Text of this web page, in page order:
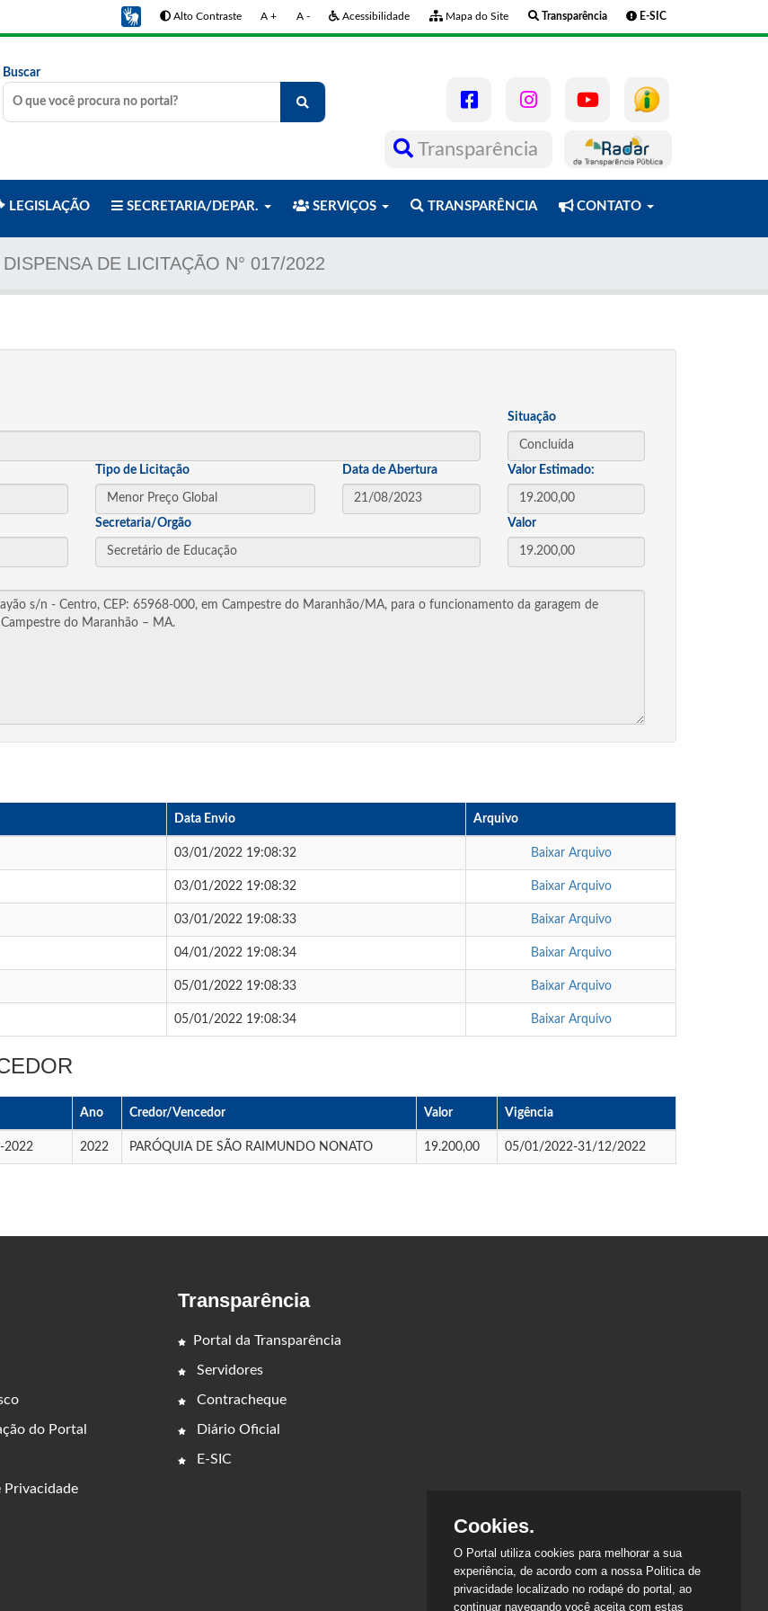
Alto Contraste A + A - Acessibilidade Mapa do Site Transparência E-SIC
Buscar
Transparência
LEGISLAÇÃO SECRETARIA/DEPAR. SERVIÇOS TRANSPARÊNCIA CONTATO
DISPENSA DE LICITAÇÃO N° 017/2022
Situação
Tipo de Licitação Data de Abertura Valor Estimado:
Secretaria/Orgão Valor
Data Envio Arquivo
03/01/2022 19:08:32 Baixar Arquivo
03/01/2022 19:08:32 Baixar Arquivo
03/01/2022 19:08:33 Baixar Arquivo
04/01/2022 19:08:34 Baixar Arquivo
05/01/2022 19:08:33 Baixar Arquivo
05/01/2022 19:08:34 Baixar Arquivo
Ano Credor/Vencedor Valor Vigência
2022 2022 PARÓQUIA DE SÃO RAIMUNDO NONATO 19.200,00 05/01/2022-31/12/2022
do Portal
Privacidade
Transparência
Portal da Transparência
Servidores
Contracheque
Diário Oficial
E-SIC
Cookies.
O Portal utiliza cookies para melhorar a sua
experiência, de acordo com a nossa Politica de
privacidade localizado no rodapé do portal, ao
continuar navegando você aceita com estas